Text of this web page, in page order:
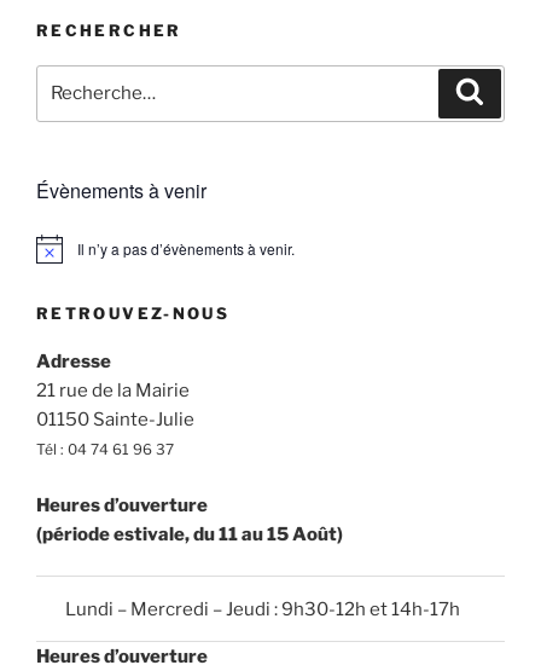
RECHERCHER
pour
Évènements à venir
N
i
e
Il n’y a pas d’évènements à venir.
RETROUVEZ-NOUS
Adresse
21 rue de la Mairie
01150 Sainte-Julie
Tél : 04 74 61 96 37
Heures d’ouverture
(période estivale, du 11 au 15 Août)
Lundi – Mercredi – Jeudi : 9h30-12h et 14h-17h
Heures d’ouverture